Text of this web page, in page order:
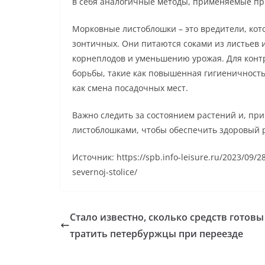
Морковные листоблошки – это вредители,
зонтичных. Они питаются соками из листьев
корнеплодов и уменьшению урожая. Для
борьбы, такие как повышенная
как смена посадочных мест.
Важно следить за состоянием растений и,
листоблошками, чтобы обеспечить здоровый
Источник: https://spb.info-leisure.ru/2023/09/
severnoj-stolice/
Стало известно, сколько средств готовы
тратить петербуржцы при переезде